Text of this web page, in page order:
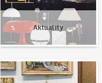
Aktuality
Nabídnout dílo